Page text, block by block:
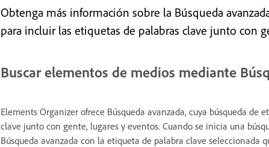
Obtenga más información sobre la Búsqueda
para incluir las etiquetas de palabras clave junto con
Buscar elementos de medios mediante
Elements Organizer ofrece Búsqueda avanzada, cuya búsqueda
clave junto con gente, lugares y eventos. Cuando se inicia una
Búsqueda avanzada con la etiqueta de palabra clave seleccionada